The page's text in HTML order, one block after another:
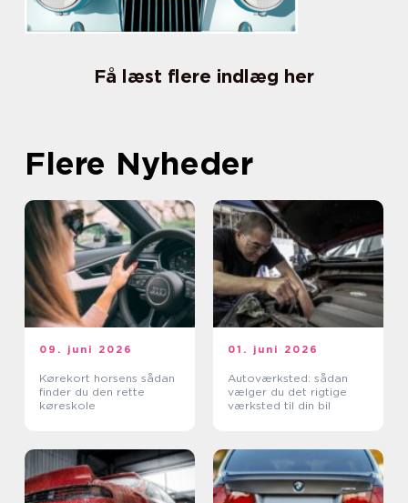
Få læst flere indlæg her
Flere Nyheder
09. juni 2026
Kørekort horsens sådan
finder du den rette
køreskole
01. juni 2026
Autoværksted: sådan
vælger du det rigtige
værksted til din bil